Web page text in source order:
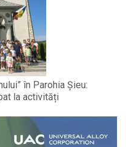
în Parohia Șieu:
la activități